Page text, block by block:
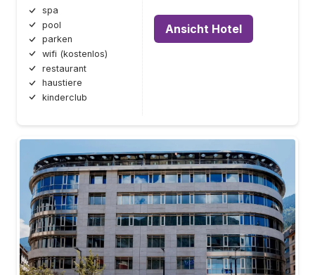
spa
pool
parken
wifi (kostenlos)
restaurant
haustiere
kinderclub
Ansicht Hotel